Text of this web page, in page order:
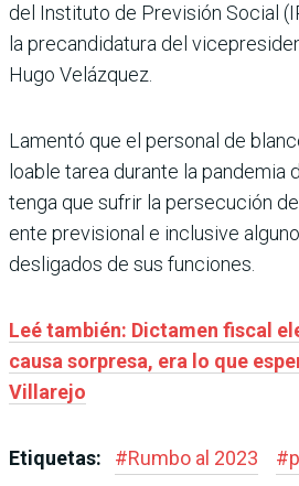
del Instituto de Previsión Social
la precandidatura del
Hugo Velázquez.
Lamentó que el personal de
loable tarea durante la pandemia
tenga que sufrir la persecución
ente previsional e inclusive
desligados de sus funciones.
Leé también: Dictamen fiscal
causa sorpresa, era lo que
Villarejo
Etiquetas: #Rumbo al 2023 #